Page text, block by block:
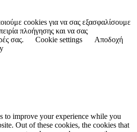
cookies για να σας εξασφαλίσουμε
πλοήγησης και να σας
σας.
Cookie settings
Αποδοχή
to improve your experience while you
Out of these cookies, the cookies that